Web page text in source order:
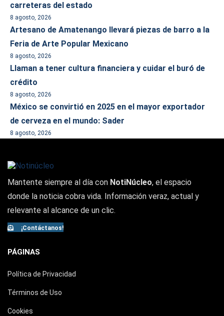
carreteras del estado
8 agosto, 2026
Artesano de Amatenango llevará piezas de barro a la
Feria de Arte Popular Mexicano
8 agosto, 2026
Llaman a tener cultura financiera y cuidar el buró de
crédito
8 agosto, 2026
México se convirtió en 2025 en el mayor exportador
de cerveza en el mundo: Sader
8 agosto, 2026
Mantente siempre al día con NotiNúcleo, el espacio
donde la noticia cobra vida. Información veraz, actual y
relevante al alcance de un clic.
¡Contáctanos!
PÁGINAS
Política de Privacidad
Términos de Uso
Cookies